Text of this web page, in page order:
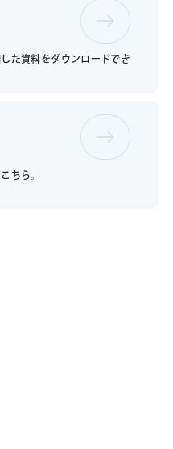
た資料をダウンロードでき
こちら。